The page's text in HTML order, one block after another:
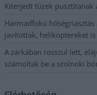
Kiterjedt tüzek pusztítanak
Harmadfokú
javítottak, helikoptereket
A zárkában rosszul lett,
számoltak be a szolnoki